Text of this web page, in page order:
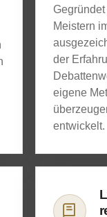
Meistern
der
eigene
entwickelt.